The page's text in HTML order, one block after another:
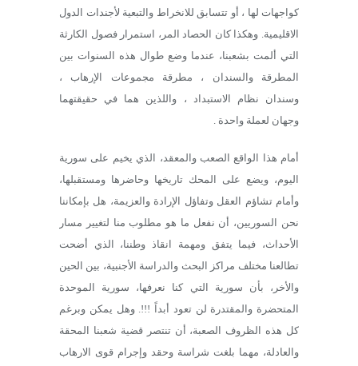
كواجهات لها ، أو تتسابق للانخراط والتبعية لأجندات الدول
الاقليمية. وهكذا كان الحصاد المر، استمرار فصول الكارثة
التي ألمت بشعبنا، عندما وضع طوال هذه السنوات بين
المطرقة والسندان ، مطرقة مجموعات الإرهاب ،
وسندان نظام الاستبداد ، واللذين هما في حقيقتهما
وجهان لعملة واحدة .
أمام هذا الواقع الصعب والمعقد، الذي يخيم على سورية
اليوم، ويضع على المحك تاريخها وحاضرها ومستقبلها،
وأمام تشاؤم العقل وتفاؤل الإرادة والعزيمة، هل بإمكاننا
نحن السوريين، أن نفعل ما هو مطلوب منا لتغيير مسار
الأحداث، فيما يتفق ومهمة انقاذ وطننا، الذي أضحت
تطالعنا مختلف مراكز البحث والدراسة الأجنبية، بين الحين
والأخر، بأن سورية التي كنا نعرفها، سورية الموحدة
المتحضرة والمقتدرة لن تعود أبداً !!!. وهل يمكن وبرغم
كل هذه الظروف الصعبة، أن تنتصر قضية شعبنا المحقة
والعادلة، مهما بلغت شراسة وحقد وإجرام قوى الارهاب